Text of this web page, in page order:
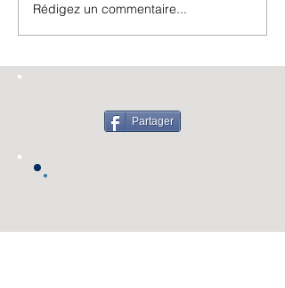
Rédigez un commentaire...
Partager